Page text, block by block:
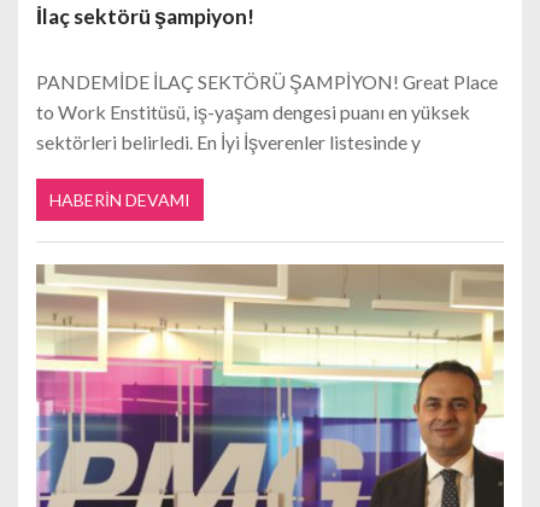
İlaç sektörü şampiyon!
PANDEMİDE İLAÇ SEKTÖRÜ ŞAMPİYON! Great Place
to Work Enstitüsü, iş-yaşam dengesi puanı en yüksek
sektörleri belirledi. En İyi İşverenler listesinde y
HABERIN DEVAMI